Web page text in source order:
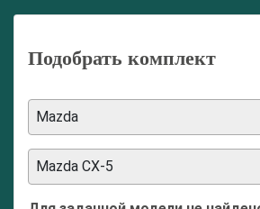
Подобрать комплект
Mazda
Mazda CX-5